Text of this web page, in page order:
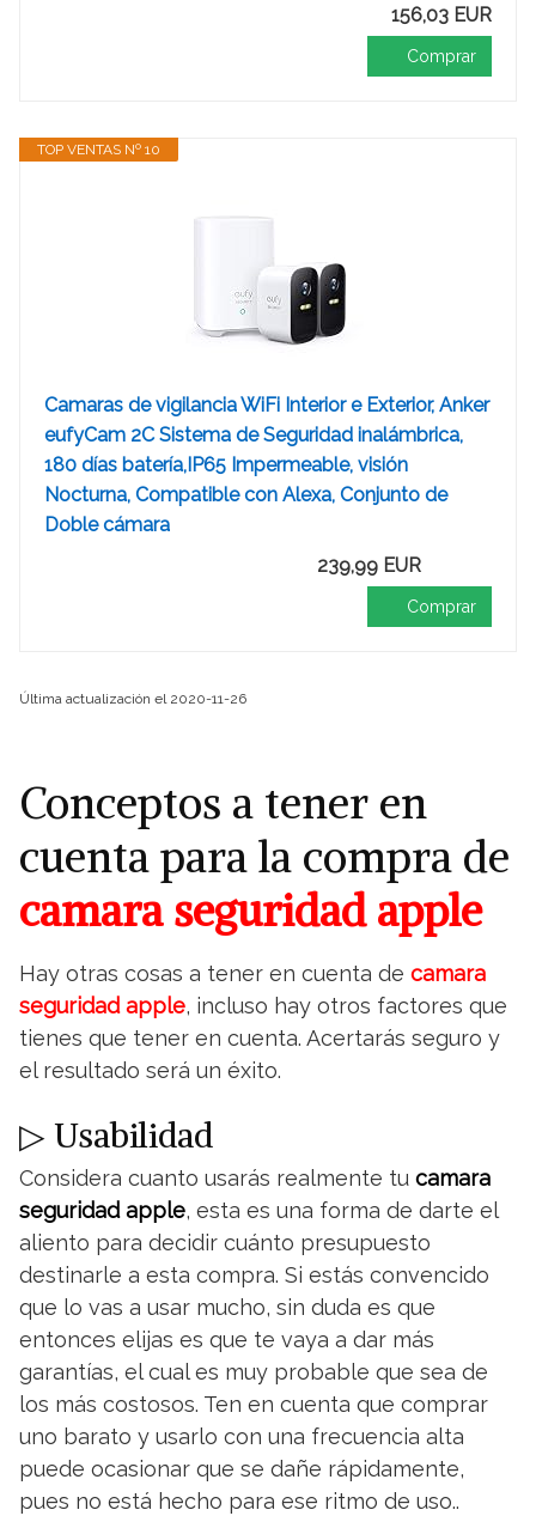
156,03 EUR
Comprar
TOP VENTAS Nº 10
Camaras de vigilancia WiFi Interior e Exterior, Anker
eufyCam 2C Sistema de Seguridad inalámbrica,
180 días batería,IP65 Impermeable, visión
Nocturna, Compatible con Alexa, Conjunto de
Doble cámara
239,99 EUR
Comprar
Última actualización el 2020-11-26
Conceptos a tener en
cuenta para la compra de
camara seguridad apple
Hay otras cosas a tener en cuenta de camara
seguridad apple, incluso hay otros factores que
tienes que tener en cuenta. Acertarás seguro y
el resultado será un éxito.
▷ Usabilidad
Considera cuanto usarás realmente tu camara
seguridad apple, esta es una forma de darte el
aliento para decidir cuánto presupuesto
destinarle a esta compra. Si estás convencido
que lo vas a usar mucho, sin duda es que
entonces elijas es que te vaya a dar más
garantías, el cual es muy probable que sea de
los más costosos. Ten en cuenta que comprar
uno barato y usarlo con una frecuencia alta
puede ocasionar que se dañe rápidamente,
pues no está hecho para ese ritmo de uso..